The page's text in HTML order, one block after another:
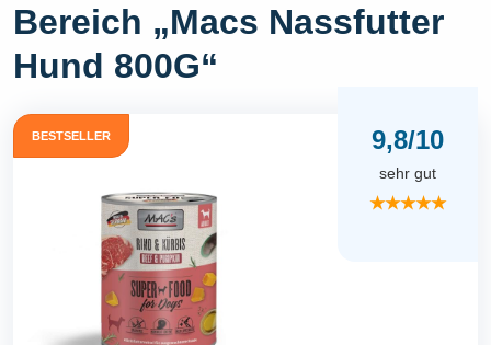
Bereich „Macs Nassfutter
Hund 800G“
BESTSELLER 9,8/10
sehr gut
★★★★★